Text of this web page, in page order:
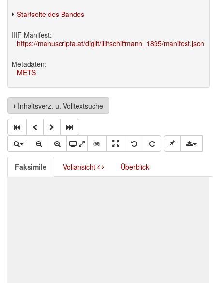
Startseite des Bandes
IIIF Manifest:
https://manuscripta.at/diglit/iiif/schiffmann_1895/manifest.json
Metadaten:
METS
Inhaltsverz. u. Volltextsuche
Faksimile Vollansicht Überblick